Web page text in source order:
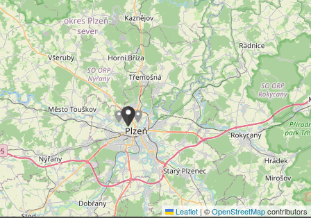
Leaflet |©OpenStreetMapcontributors